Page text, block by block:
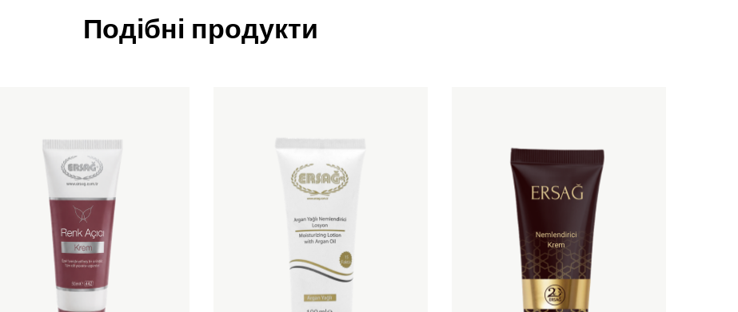
Подібні продукти